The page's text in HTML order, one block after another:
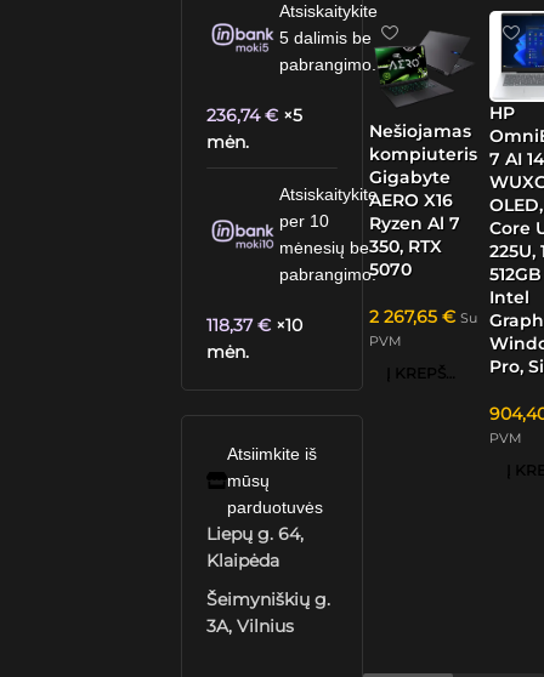
Atsiskaitykite
5 dalimis be
pabrangimo.
236,74€ ×5
mėn.
Atsiskaitykite
per 10
mėnesių be
pabrangimo.
118,37€ ×10
mėn.
Atsiimkite iš
mūsų
parduotuvės
Liepų g. 64,
Klaipėda
Šeimyniškių g.
3A, Vilnius
Nešiojamas
kompiuteris
Gigabyte
AERO X16
Ryzen Al 7
350, RTX
5070
2 267,65 € Su
PVM
Į KREPŠELĮ
HP
7 AI
Core
225U,
Intel
Pro,
PVM